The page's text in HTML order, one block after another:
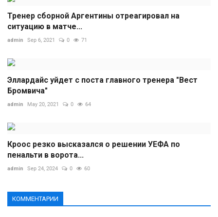
Тренер сборной Аргентины отреагировал на
ситуацию в матче...
admin Sep 6, 2021 0 71
Эллардайс уйдет с поста главного тренера "Вест
Бромвича"
admin May 20, 2021 0 64
Кроос резко высказался о решении УЕФА по
пенальти в ворота...
admin Sep 24, 2024 0 60
КОММЕНТАРИИ